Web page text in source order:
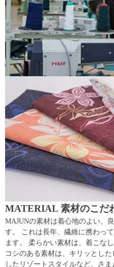
MATERIAL 素材のこだ
MAJUNの素材は着心地のよい、
す。 これは長年、繊維に携わっ
ます。 柔らかい素材は、着こな
コシのある素材は、キリッとし
したリゾートスタイルなど、さ